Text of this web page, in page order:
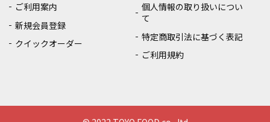
ご利用案内
新規会員登録
クイックオーダー
個人情報の取り扱いについ
て
特定商取引法に基づく表記
ご利用規約